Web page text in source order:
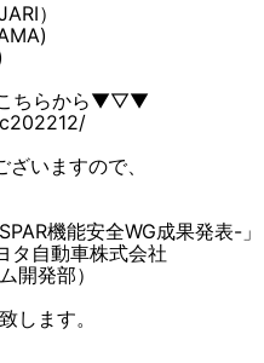
）
ちらから▼▽▼
いますので、
機能安全WG成果発表-」
タ自動車株式会社
部）
します。